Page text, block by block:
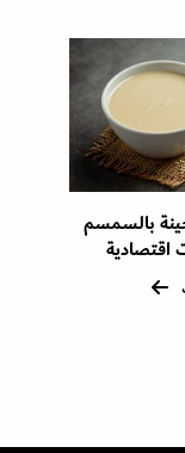
بالسمسم
اقتصادية